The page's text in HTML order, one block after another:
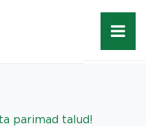
parimad talud!